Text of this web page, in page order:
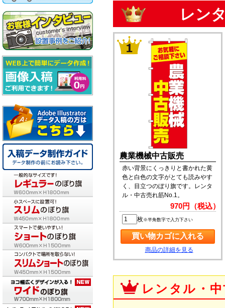
レン
農業機械中古販売
赤い背景にくっきりと書かれた黄
色と白色の文字がとても読みやす
く、目立つのぼり旗です。レンタ
ル・中古売れ筋No.1。
970円（税込）
枚※半角数字で入力下さい
商品の詳細を見る
レンタル・